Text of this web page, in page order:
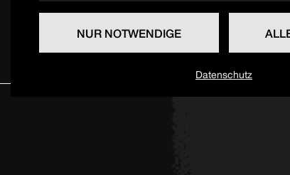
UFO
NUR NOTWENDIGE
Datenschutz